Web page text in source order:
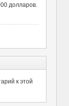
долларов.
к этой